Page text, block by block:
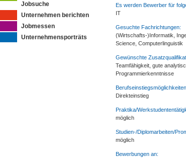
Jobsuche
Unternehmen berichten
Jobmessen
Unternehmensporträts
Es werden Bewerber für
IT
Gesuchte Fachrichtungen:
(Wirtschafts-)Informatik,
Science, Computerlinguistik
Gewünschte
Teamfähigkeit, gute
Programmierkenntnisse
Direkteinstieg
Praktika/
möglich
Studien-/Diplomarbeiten/
möglich
Bewerbungen an: